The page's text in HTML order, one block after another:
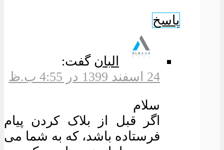
پاسخ
البان گفت:
24 اسفند 1399 در 4:55 ب.ظ
سلام
اگر قبل از بلاک کردن پیام
فرستاده باشد، که به شما می